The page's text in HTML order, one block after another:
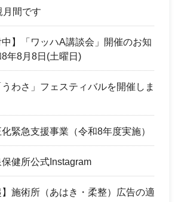
月間です
中】「ワッハA講談会」開催のお知
年8月8日(土曜日)
わさ」フェスティバルを開催しま
緊急支援事業（令和8年度実施）
健所公式Instagram
】施術所（あはき・柔整）広告の適